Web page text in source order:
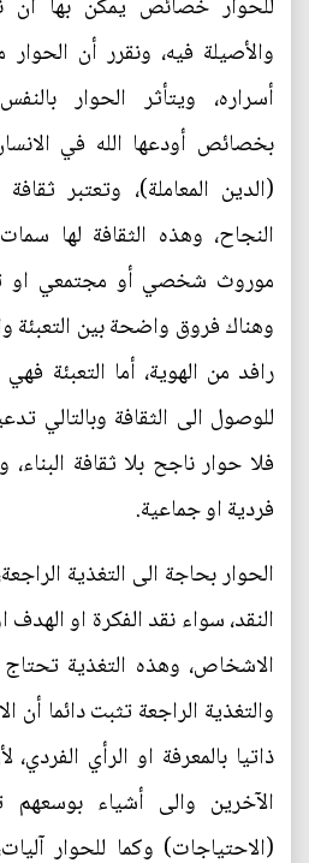
والأصيلة فيه، ونقرر أن
أسراره، ويتأثر الحوار
بخصائص أودعها الله في
(الدين المعاملة)، وتعتبر
النجاح، وهذه الثقافة لها
موروث شخصي أو مجتمعي او
وهناك فروق واضحة بين التعبئة
رافد من الهوية، أما التعبئة
للوصول الى الثقافة وبالتالي
فلا حوار ناجح بلا ثقافة البناء،
فردية او جماعية.
الحوار بحاجة الى التغذية
النقد، سواء نقد الفكرة او
الاشخاص، وهذه التغذية تحتاج
والتغذية الراجعة تثبت دائما أن
ذاتيا بالمعرفة او الرأي
الآخرين والى أشياء
(الاحتياجات) وكما للحوار